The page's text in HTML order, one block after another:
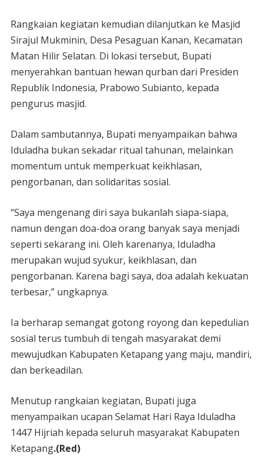
Rangkaian kegiatan kemudian dilanjutkan ke Masjid
Sirajul Mukminin, Desa Pesaguan Kanan, Kecamatan
Matan Hilir Selatan. Di lokasi tersebut, Bupati
menyerahkan bantuan hewan qurban dari Presiden
Republik Indonesia, Prabowo Subianto, kepada
pengurus masjid.
Dalam sambutannya, Bupati menyampaikan bahwa
Iduladha bukan sekadar ritual tahunan, melainkan
momentum untuk memperkuat keikhlasan,
pengorbanan, dan solidaritas sosial.
“Saya mengenang diri saya bukanlah siapa-siapa,
namun dengan doa-doa orang banyak saya menjadi
seperti sekarang ini. Oleh karenanya, Iduladha
merupakan wujud syukur, keikhlasan, dan
pengorbanan. Karena bagi saya, doa adalah kekuatan
terbesar,” ungkapnya.
Ia berharap semangat gotong royong dan kepedulian
sosial terus tumbuh di tengah masyarakat demi
mewujudkan Kabupaten Ketapang yang maju, mandiri,
dan berkeadilan.
Menutup rangkaian kegiatan, Bupati juga
menyampaikan ucapan Selamat Hari Raya Iduladha
1447 Hijriah kepada seluruh masyarakat Kabupaten
Ketapang.(Red)